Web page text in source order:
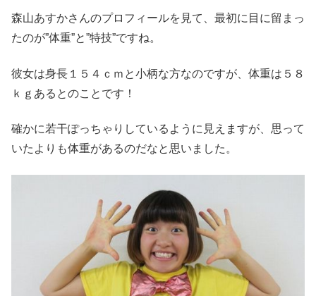
森山あすかさんのプロフィールを見て、最初に目に留まっ
たのが”体重”と”特技”ですね。
彼女は身長１５４ｃｍと小柄な方なのですが、体重は５８
ｋｇあるとのことです！
確かに若干ぽっちゃりしているように見えますが、思って
いたよりも体重があるのだなと思いました。